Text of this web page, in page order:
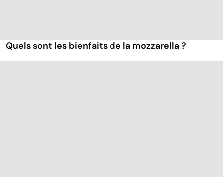
Quels sont les bienfaits de la mozzarella ?